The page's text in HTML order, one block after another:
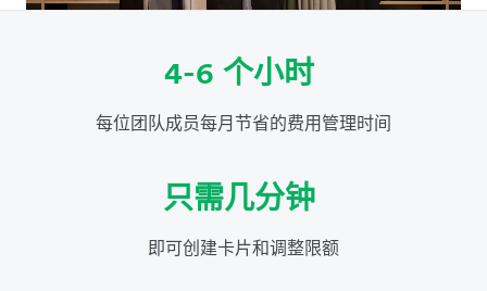
4-6 个小时
每位团队成员每月节省的费用管理时间
只需几分钟
即可创建卡片和调整限额